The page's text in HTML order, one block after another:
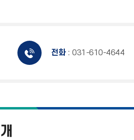
전화 : 031-610-4644